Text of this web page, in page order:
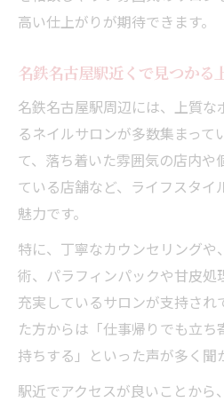
高い仕上がりが期待できます。
名鉄名古屋駅近くで見つかる
名鉄名古屋駅周辺には、上質
るネイルサロンが多数集まって
て、落ち着いた雰囲気の店内や
ている店舗など、ライフスタイ
魅力です。
特に、丁寧なカウンセリング
術、パラフィンパックや甘皮処
充実しているサロンが支持され
た方からは「仕事帰りでも立
持ちする」といった声が多く聞
駅近でアクセスが良いことから